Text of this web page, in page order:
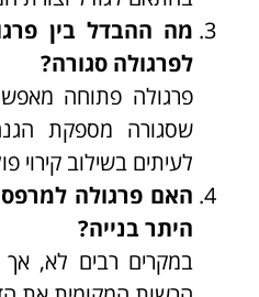
מה ההבדל בין
לפרגולה סגורה?
פרגולה פתוחה
שסגורה מספקת
לעיתים בשילוב קירוי
האם פרגולה
היתר בנייה?
במקרים רבים לא,